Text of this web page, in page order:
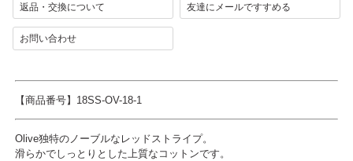
返品・交換について 友達にメールですすめる
お問い合わせ
【商品番号】18SS-OV-18-1
Olive独特のノーブルなレッドストライプ。
滑らかでしっとりとした上質なコットンです。